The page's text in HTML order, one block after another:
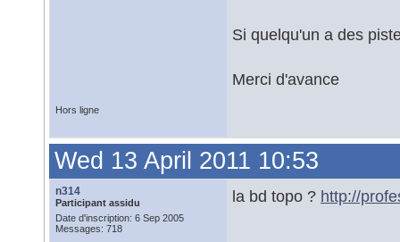
Si quelqu'un a des
Merci d'avance
Hors ligne
Wed 13 April 2011 10:53
n314
Participant assidu
Date d'inscription: 6 Sep 2005
Messages: 718
la bd topo ? http://